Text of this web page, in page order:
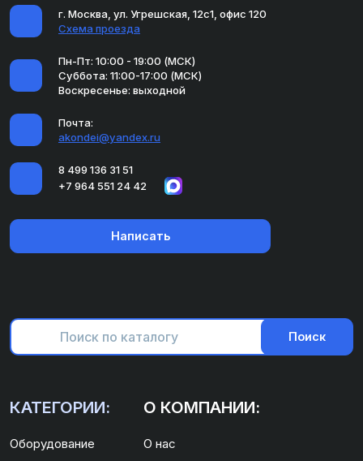
г. Москва, ул. Угрешская, 12с1, офис 120
Схема проезда
Пн-Пт: 10:00 - 19:00 (МСК)
Суббота: 11:00-17:00 (МСК)
Воскресенье: выходной
Почта:
akondei@yandex.ru
8 499 136 31 51
+7 964 551 24 42
Написать
Поиск
КАТЕГОРИИ:
Оборудование
О КОМПАНИИ:
О нас